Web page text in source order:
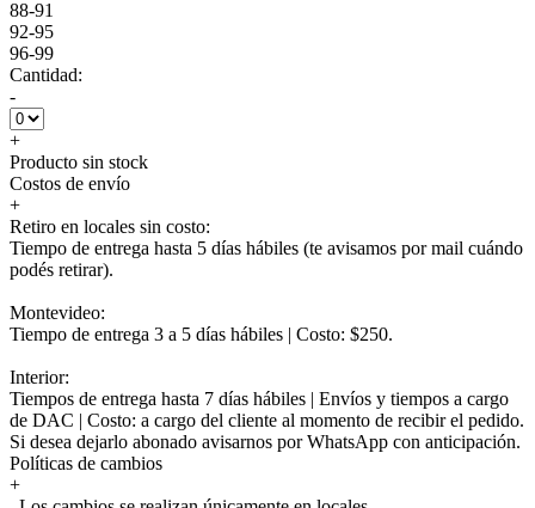
88-91
92-95
96-99
Cantidad:
-
+
Producto sin stock
Costos de envío
+
Retiro en locales sin costo:
Tiempo de entrega hasta 5 días hábiles (te avisamos por mail cuándo
podés retirar).
Montevideo:
Tiempo de entrega 3 a 5 días hábiles | Costo: $250.
Interior:
Tiempos de entrega hasta 7 días hábiles | Envíos y tiempos a cargo
de DAC | Costo: a cargo del cliente al momento de recibir el pedido.
Si desea dejarlo abonado avisarnos por WhatsApp con anticipación.
Políticas de cambios
+